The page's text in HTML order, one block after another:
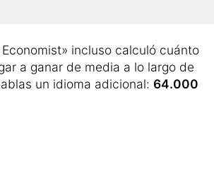
incluso calculó cuánto
a ganar de media a lo largo de
un idioma adicional: 64.000